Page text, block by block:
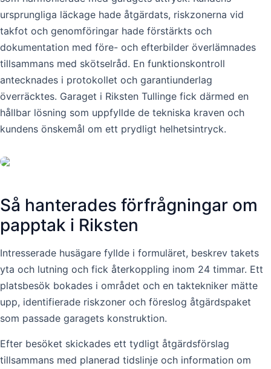
ursprungliga läckage hade åtgärdats, riskzonerna vid
takfot och genomföringar hade förstärkts och
dokumentation med före- och efterbilder överlämnades
tillsammans med skötselråd. En funktionskontroll
antecknades i protokollet och garantiunderlag
överräcktes. Garaget i Riksten Tullinge fick därmed en
hållbar lösning som uppfyllde de tekniska kraven och
kundens önskemål om ett prydligt helhetsintryck.
Så hanterades förfrågningar om
papptak i Riksten
Intresserade husägare fyllde i formuläret, beskrev takets
yta och lutning och fick återkoppling inom 24 timmar. Ett
platsbesök bokades i området och en taktekniker mätte
upp, identifierade riskzoner och föreslog åtgärdspaket
som passade garagets konstruktion.
Efter besöket skickades ett tydligt åtgärdsförslag
tillsammans med planerad tidslinje och information om